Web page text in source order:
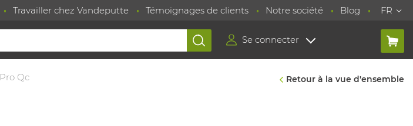
Travailler chez Vandeputte Témoignages de clients Notre société Blog FR
Se connecter
Qc Retour à la vue d'ensemble